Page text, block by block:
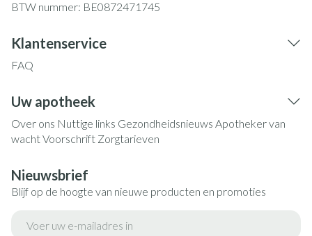
BTW nummer: BE0872471745
Klantenservice
FAQ
Uw apotheek
Over ons Nuttige links Gezondheidsnieuws Apotheker van
wachtVoorschrift Zorgtarieven
Nieuwsbrief
Blijf op de hoogte van nieuwe producten en promoties